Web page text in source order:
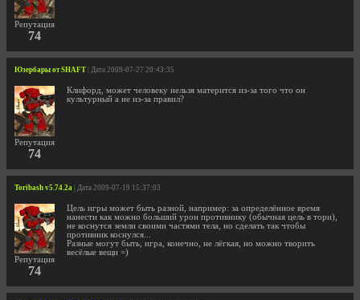
Репутация
74
Юзербары от SHAFT | Дата 2009-07-27 20:43:35
Репутация
74
Клифорд, может человеку нельзя матерится из-за того что он
культурный а не из-за правил?
Toribash v5.74.2a | Дата 2009-07-19 15:37:03
Репутация
74
Цель игры может быть разной, например: за определённое время
нанести как можно больший урон противнику (обычная цель в тори),
не коснутся земли своими частями тела, но сделать так чтобы
противник коснулся...
Разные могут быть, игра, конечно, не лёгкая, но можно творить
весёлые вещи =)